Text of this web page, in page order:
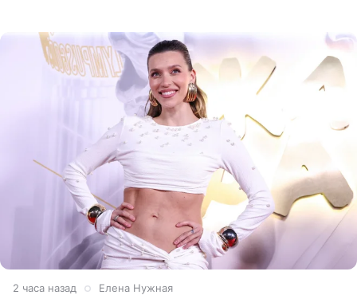
2 часа назад Елена Нужная